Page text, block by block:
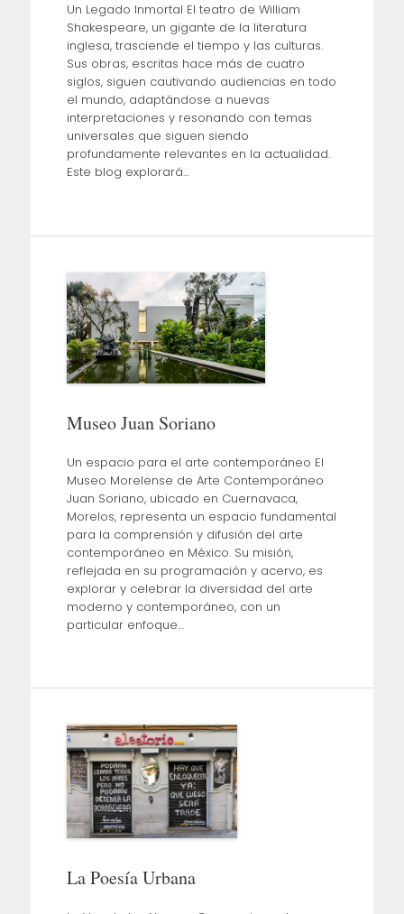
Un Legado Inmortal El teatro de William
Shakespeare, un gigante de la literatura
inglesa, trasciende el tiempo y las culturas.
Sus obras, escritas hace más de cuatro
siglos, siguen cautivando audiencias en todo
el mundo, adaptándose a nuevas
interpretaciones y resonando con temas
universales que siguen siendo
profundamente relevantes en la actualidad.
Este blog explorará…
Museo Juan Soriano
Un espacio para el arte contemporáneo El
Museo Morelense de Arte Contemporáneo
Juan Soriano, ubicado en Cuernavaca,
Morelos, representa un espacio fundamental
para la comprensión y difusión del arte
contemporáneo en México. Su misión,
reflejada en su programación y acervo, es
explorar y celebrar la diversidad del arte
moderno y contemporáneo, con un
particular enfoque…
La Poesía Urbana